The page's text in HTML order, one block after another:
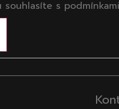
souhlasíte s